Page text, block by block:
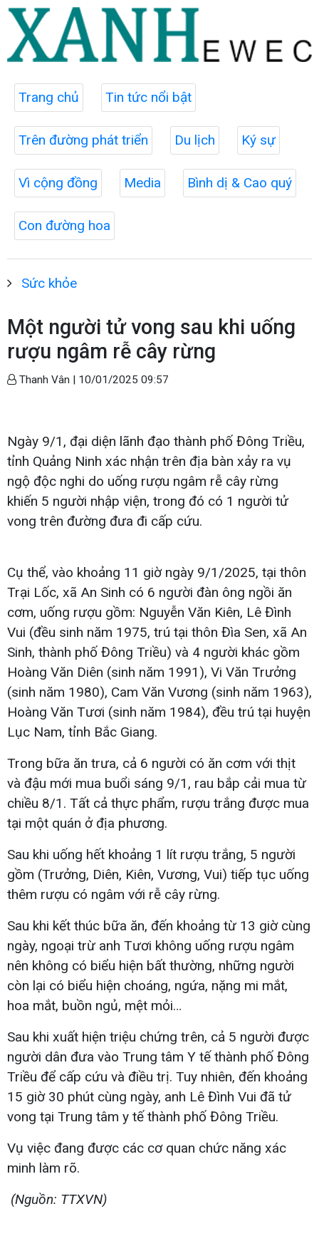
Trang chủ Tin tức nổi bật
Trên đường phát triển Du lịch Ký sự
Vì cộng đồng Media Bình dị & Cao quý
Con đường hoa
Sức khỏe
Một người tử vong sau khi uống
rượu ngâm rễ cây rừng
Thanh Vân | 10/01/2025 09:57
Ngày 9/1, đại diện lãnh đạo thành phố Đông Triều,
tỉnh Quảng Ninh xác nhận trên địa bàn xảy ra vụ
ngộ độc nghi do uống rượu ngâm rễ cây rừng
khiến 5 người nhập viện, trong đó có 1 người tử
vong trên đường đưa đi cấp cứu.
Cụ thể, vào khoảng 11 giờ ngày 9/1/2025, tại thôn
Trại Lốc, xã An Sinh có 6 người đàn ông ngồi ăn
cơm, uống rượu gồm: Nguyễn Văn Kiên, Lê Đình
Vui (đều sinh năm 1975, trú tại thôn Đìa Sen, xã An
Sinh, thành phố Đông Triều) và 4 người khác gồm
Hoàng Văn Diên (sinh năm 1991), Vi Văn Trưởng
(sinh năm 1980), Cam Văn Vương (sinh năm 1963),
Hoàng Văn Tươi (sinh năm 1984), đều trú tại huyện
Lục Nam, tỉnh Bắc Giang.
Trong bữa ăn trưa, cả 6 người có ăn cơm với thịt
và đậu mới mua buổi sáng 9/1, rau bắp cải mua từ
chiều 8/1. Tất cả thực phẩm, rượu trắng được mua
tại một quán ở địa phương.
Sau khi uống hết khoảng 1 lít rượu trắng, 5 người
gồm (Trưởng, Diên, Kiên, Vương, Vui) tiếp tục uống
thêm rượu có ngâm với rễ cây rừng.
Sau khi kết thúc bữa ăn, đến khoảng từ 13 giờ cùng
ngày, ngoại trừ anh Tươi không uống rượu ngâm
nên không có biểu hiện bất thường, những người
còn lại có biểu hiện choáng, ngứa, nặng mi mắt,
hoa mắt, buồn ngủ, mệt mỏi…
Sau khi xuất hiện triệu chứng trên, cả 5 người được
người dân đưa vào Trung tâm Y tế thành phố Đông
Triều để cấp cứu và điều trị. Tuy nhiên, đến khoảng
15 giờ 30 phút cùng ngày, anh Lê Đình Vui đã tử
vong tại Trung tâm y tế thành phố Đông Triều.
Vụ việc đang được các cơ quan chức năng xác
minh làm rõ.
(Nguồn: TTXVN)